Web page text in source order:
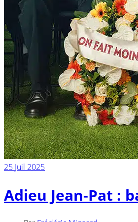
25 Juil 2025
Adieu Jean-Pat :